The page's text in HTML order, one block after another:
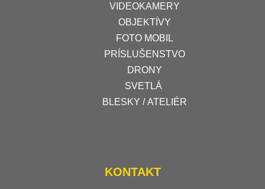
VIDEOKAMERY
OBJEKTÍVY
FOTO MOBIL
PRÍSLUŠENSTVO
DRONY
SVETLÁ
BLESKY / ATELIÉR
KONTAKT